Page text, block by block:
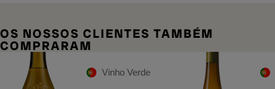
OS NOSSOS CLIENTES TAMBÉM
COMPRARAM
Vinho Verde